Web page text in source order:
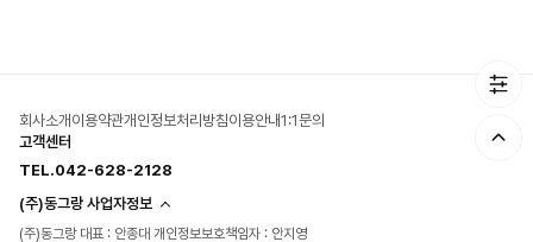
회사소개 이용약관개인정보처리방침이용안내1:1문의
(주)동그랑 사업자정보
(주)동그랑 대표 : 안종대 개인정보보호책임자 : 안지영
고객센터
TEL.042-628-2128